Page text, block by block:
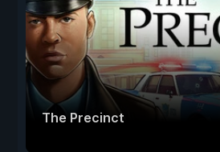
The Precinct